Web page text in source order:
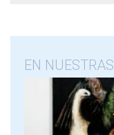
EN NUESTRAS